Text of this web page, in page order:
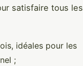
satisfaire tous les
idéales pour les
;